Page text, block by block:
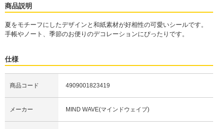
商品説明
夏をモチーフにしたデザインと和紙素材が好相性の可愛いシールです。
手帳やノート、季節のお便りのデコレーションにぴったりです。
仕様
商品コード 4909001823419
メーカー MIND WAVE(マインドウェイブ)